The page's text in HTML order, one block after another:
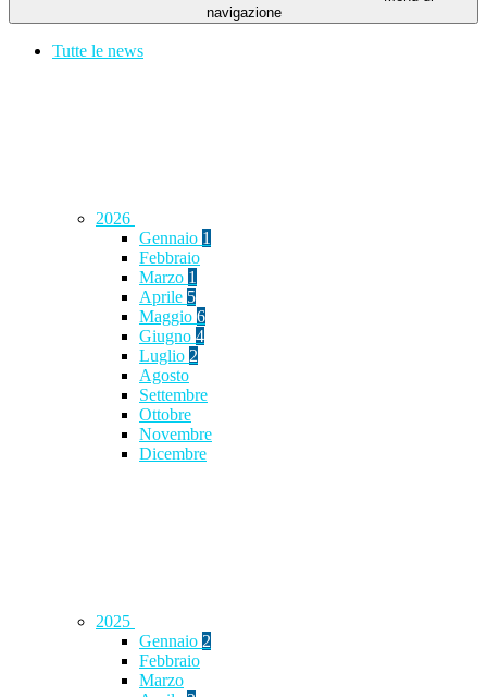
navigazione
Tutte le news
2026
Gennaio 1
Febbraio
Marzo 1
Aprile 5
Maggio 6
Giugno 4
Luglio 2
Agosto
Settembre
Ottobre
Novembre
Dicembre
2025
Gennaio 2
Febbraio
Marzo